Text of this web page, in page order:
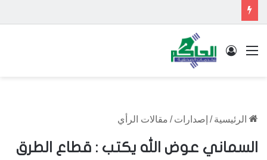
القائمة تسجيل الدخول
الرئيسية / إصدارات / مقالات الرأي
السماني عوض الله يكتب : قطاع الطرق